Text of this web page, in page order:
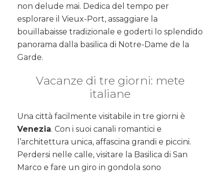
non delude mai. Dedica del tempo per
esplorare il Vieux-Port, assaggiare la
bouillabaisse tradizionale e goderti lo splendido
panorama dalla basilica di Notre-Dame de la
Garde.
Vacanze di tre giorni: mete
italiane
Una città facilmente visitabile in tre giorni è
Venezia. Con i suoi canali romantici e
l’architettura unica, affascina grandi e piccini.
Perdersi nelle calle, visitare la Basilica di San
Marco e fare un giro in gondola sono